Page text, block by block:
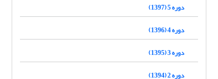
دوره 5 (1397)
دوره 4 (1396)
دوره 3 (1395)
دوره 2 (1394)